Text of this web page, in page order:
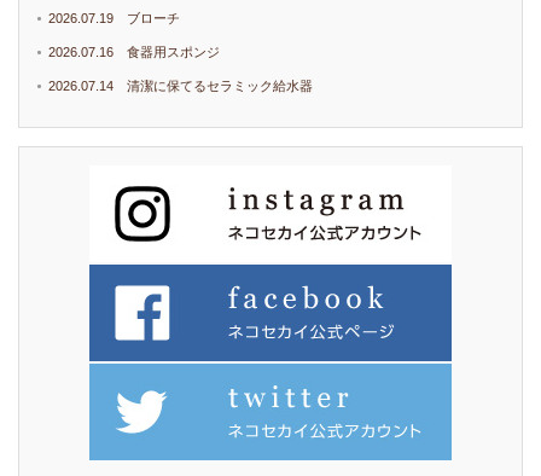
2026.07.19 ブローチ
2026.07.16 食器用スポンジ
2026.07.14 清潔に保てるセラミック給水器